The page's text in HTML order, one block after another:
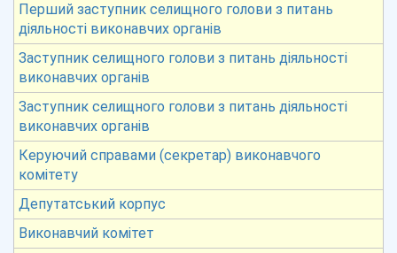
Перший заступник селищного голови з питань
діяльності виконавчих органів
Заступник селищного голови з питань діяльності
виконавчих органів
Заступник селищного голови з питань діяльності
виконавчих органів
Керуючий справами (секретар) виконавчого
комітету
Депутатський корпус
Виконавчий комітет